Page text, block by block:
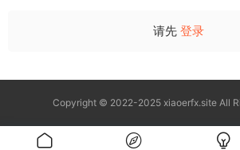
请先 登录
Copyright © 2022-2025 xiaoerfx.site All